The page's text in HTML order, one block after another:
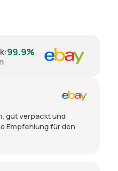
:99.9%
gut verpackt und
Empfehlung für den